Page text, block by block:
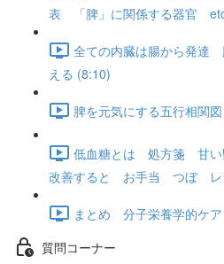
表 「脾」に関係する器官
全ての内臓は腸から発
える (8:10)
脾を元気にする五行相関
低血糖とは 処方箋 甘い
改善すると お手当 つぼ レ
まとめ 分子栄養学的ケ
質問コーナー